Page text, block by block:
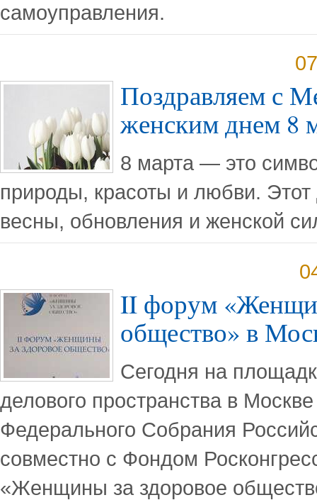
самоуправления.
Поздравляем с
женским днем 8
8 марта — это
природы, красоты и любви.
весны, обновления и женской
II форум
общество» в
Сегодня на
делового пространства в
Федерального Собрания
совместно с Фондом
«Женщины за здоровое